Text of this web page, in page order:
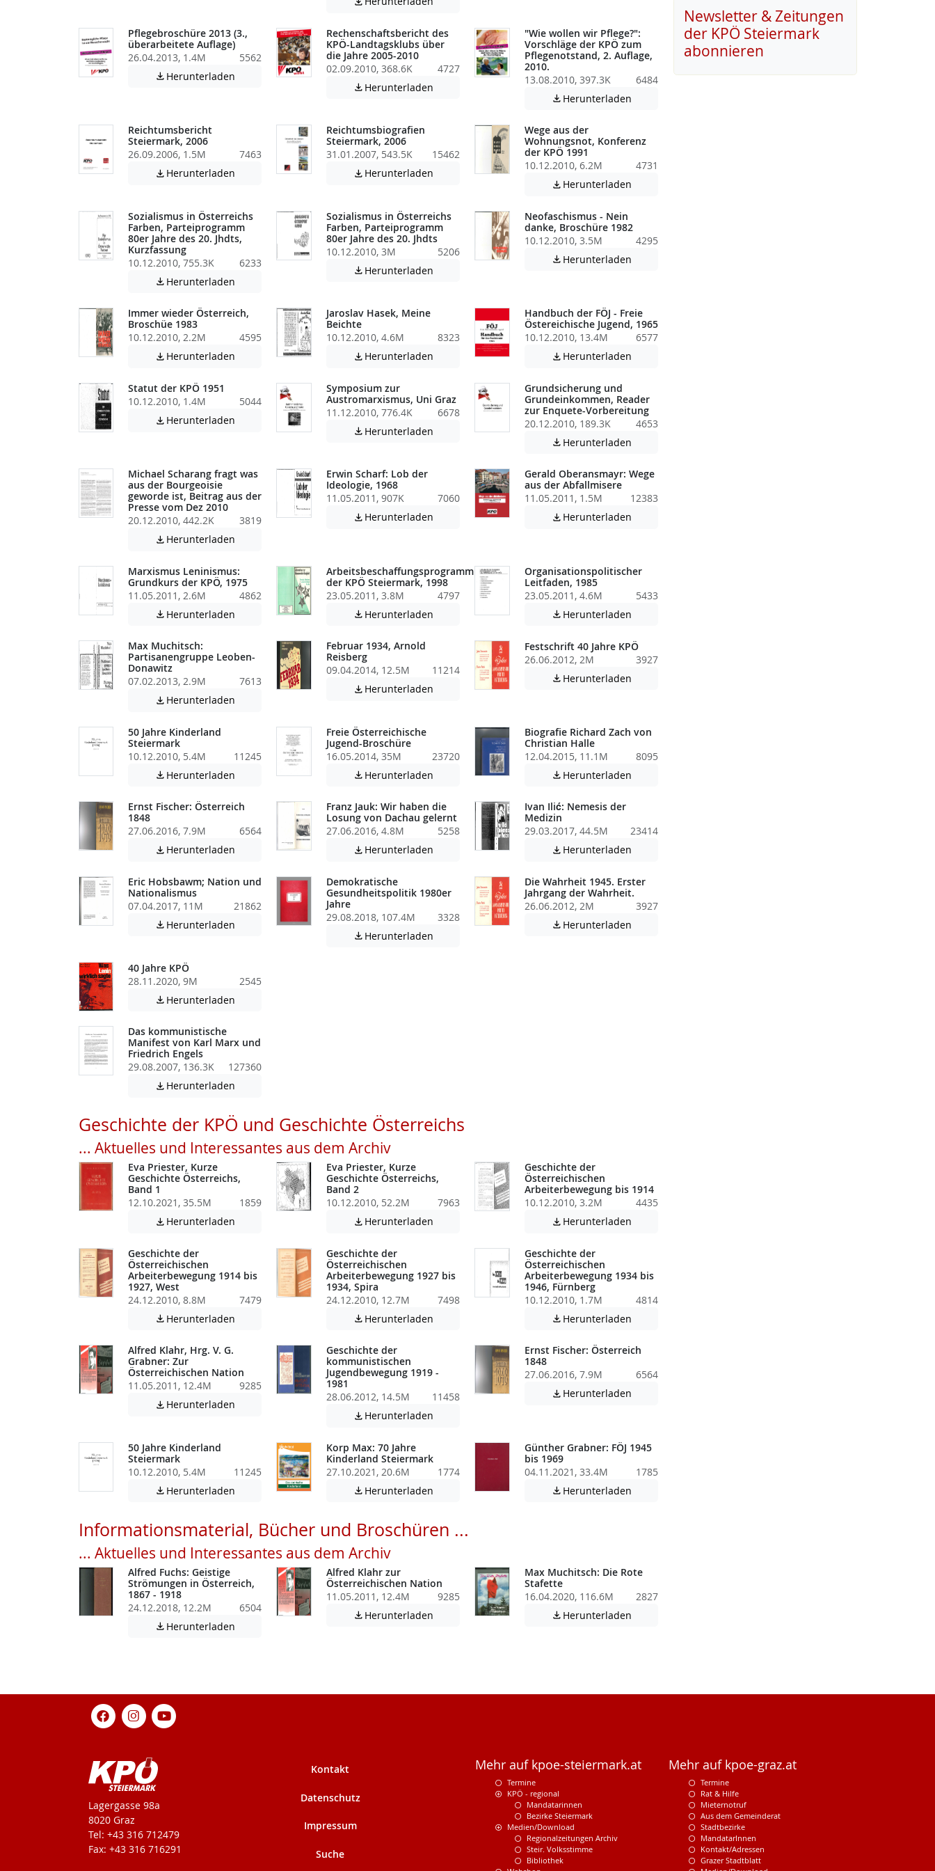
Pflegebroschüre 2013 (3.,
überarbeitete Auflage)
26.04.2013, 1.4M
5562
 Herunterladen Achtung: Diese Datei enthält unter Umständen nicht barrierefreie Inhalte!
Rechenschaftsbericht des
KPÖ-Landtagsklubs über
die Jahre 2005-2010
02.09.2010, 368.6K
4727
 Herunterladen Achtung: Diese Datei enthält unter Umständen nicht barrierefreie Inhalte!
"Wie wollen wir Pflege?":
Vorschläge der KPÖ zum
Pflegenotstand, 2. Auflage,
2010.
13.08.2010, 397.3K
6484
 Herunterladen
Reichtumsbericht
Steiermark, 2006
26.09.2006, 1.5M
7463
 Herunterladen Achtung: Diese Datei enthält unter Umständen nicht barrierefreie Inhalte!
Reichtumsbiografien
Steiermark, 2006
31.01.2007, 543.5K
15462
 Herunterladen Achtung: Diese Datei enthält unter Umständen nicht barrierefreie Inhalte!
Wege aus der
Wohnungsnot, Konferenz
der KPÖ 1991
10.12.2010, 6.2M
4731
 Herunterladen
Sozialismus in Österreichs
Farben, Parteiprogramm
80er Jahre des 20. Jhdts,
Kurzfassung
10.12.2010, 755.3K
6233
 Herunterladen
Sozialismus in Österreichs
Farben, Parteiprogramm
80er Jahre des 20. Jhdts
10.12.2010, 3M
5206
 Herunterladen
Neofaschismus - Nein
danke, Broschüre 1982
10.12.2010, 3.5M
4295
 Herunterladen
Immer wieder Österreich,
Broschüe 1983
10.12.2010, 2.2M
4595
 Herunterladen Achtung: Diese Datei enthält unter Umständen nicht barrierefreie Inhalte!
Jaroslav Hasek, Meine
Beichte
10.12.2010, 4.6M
8323
 Herunterladen Achtung: Diese Datei enthält unter Umständen nicht barrierefreie Inhalte!
Handbuch der FÖJ - Freie
Östereichische Jugend, 1965
10.12.2010, 13.4M
6577
 Herunterladen
Statut der KPÖ 1951
10.12.2010, 1.4M
5044
 Herunterladen Achtung: Diese Datei enthält unter Umständen nicht barrierefreie Inhalte!
Symposium zur
Austromarxismus, Uni Graz
11.12.2010, 776.4K
6678
 Herunterladen Achtung: Diese Datei enthält unter Umständen nicht barrierefreie Inhalte!
Grundsicherung und
Grundeinkommen, Reader
zur Enquete-Vorbereitung
20.12.2010, 189.3K
4653
 Herunterladen
Michael Scharang fragt was
aus der Bourgeoisie
geworde ist, Beitrag aus der
Presse vom Dez 2010
20.12.2010, 442.2K
3819
 Herunterladen
Erwin Scharf: Lob der
Ideologie, 1968
11.05.2011, 907K
7060
 Herunterladen Achtung: Diese Datei enthält unter Umständen nicht barrierefreie Inhalte!
Gerald Oberansmayr: Wege
aus der Abfallmisere
11.05.2011, 1.5M
12383
 Herunterladen
Marxismus Leninismus:
Grundkurs der KPÖ, 1975
11.05.2011, 2.6M
4862
 Herunterladen Achtung: Diese Datei enthält unter Umständen nicht barrierefreie Inhalte!
Arbeitsbeschaffungsprogramm
der KPÖ Steiermark, 1998
23.05.2011, 3.8M
4797
 Herunterladen Achtung: Diese Datei enthält unter Umständen nicht barrierefreie Inhalte!
Organisationspolitischer
Leitfaden, 1985
23.05.2011, 4.6M
5433
 Herunterladen
Max Muchitsch:
Partisanengruppe Leoben-
Donawitz
07.02.2013, 2.9M
7613
 Herunterladen
Februar 1934, Arnold
Reisberg
09.04.2014, 12.5M
11214
 Herunterladen Achtung: Diese Datei enthält unter Umständen nicht barrierefreie Inhalte!
Festschrift 40 Jahre KPÖ
26.06.2012, 2M
3927
 Herunterladen
50 Jahre Kinderland
Steiermark
10.12.2010, 5.4M
11245
 Herunterladen Achtung: Diese Datei enthält unter Umständen nicht barrierefreie Inhalte!
Freie Österreichische
Jugend-Broschüre
16.05.2014, 35M
23720
 Herunterladen Achtung: Diese Datei enthält unter Umständen nicht barrierefreie Inhalte!
Biografie Richard Zach von
Christian Halle
12.04.2015, 11.1M
8095
 Herunterladen
Ernst Fischer: Österreich
1848
27.06.2016, 7.9M
6564
 Herunterladen Achtung: Diese Datei enthält unter Umständen nicht barrierefreie Inhalte!
Franz Jauk: Wir haben die
Losung von Dachau gelernt
27.06.2016, 4.8M
5258
 Herunterladen Achtung: Diese Datei enthält unter Umständen nicht barrierefreie Inhalte!
Ivan Ilić: Nemesis der
Medizin
29.03.2017, 44.5M
23414
 Herunterladen
Eric Hobsbawm; Nation und
Nationalismus
07.04.2017, 11M
21862
 Herunterladen Achtung: Diese Datei enthält unter Umständen nicht barrierefreie Inhalte!
Demokratische
Gesundheitspolitik 1980er
Jahre
29.08.2018, 107.4M
3328
 Herunterladen
Die Wahrheit 1945. Erster
Jahrgang der Wahrheit.
26.06.2012, 2M
3927
 Herunterladen
40 Jahre KPÖ
28.11.2020, 9M
2545
 Herunterladen
Das kommunistische
Manifest von Karl Marx und
Friedrich Engels
29.08.2007, 136.3K
127360
 Herunterladen
Geschichte der KPÖ und Geschichte Österreichs
... Aktuelles und Interessantes aus dem Archiv
Eva Priester, Kurze
Geschichte Österreichs,
Band 1
12.10.2021, 35.5M
1859
 Herunterladen Achtung: Diese Datei enthält unter Umständen nicht barrierefreie Inhalte!
Eva Priester, Kurze
Geschichte Österreichs,
Band 2
10.12.2010, 52.2M
7963
 Herunterladen Achtung: Diese Datei enthält unter Umständen nicht barrierefreie Inhalte!
Geschichte der
Österreichischen
Arbeiterbewegung bis 1914
10.12.2010, 3.2M
4435
 Herunterladen
Geschichte der
Österreichischen
Arbeiterbewegung 1914 bis
1927, West
24.12.2010, 8.8M
7479
 Herunterladen Achtung: Diese Datei enthält unter Umständen nicht barrierefreie Inhalte!
Geschichte der
Österreichischen
Arbeiterbewegung 1927 bis
1934, Spira
24.12.2010, 12.7M
7498
 Herunterladen Achtung: Diese Datei enthält unter Umständen nicht barrierefreie Inhalte!
Geschichte der
Österreichischen
Arbeiterbewegung 1934 bis
1946, Fürnberg
10.12.2010, 1.7M
4814
 Herunterladen
Alfred Klahr, Hrg. V. G.
Grabner: Zur
Österreichischen Nation
11.05.2011, 12.4M
9285
 Herunterladen Achtung: Diese Datei enthält unter Umständen nicht barrierefreie Inhalte!
Geschichte der
kommunistischen
Jugendbewegung 1919 -
1981
28.06.2012, 14.5M
11458
 Herunterladen
Ernst Fischer: Österreich
1848
27.06.2016, 7.9M
6564
 Herunterladen
50 Jahre Kinderland
Steiermark
10.12.2010, 5.4M
11245
 Herunterladen Achtung: Diese Datei enthält unter Umständen nicht barrierefreie Inhalte!
Korp Max: 70 Jahre
Kinderland Steiermark
27.10.2021, 20.6M
1774
 Herunterladen Achtung: Diese Datei enthält unter Umständen nicht barrierefreie Inhalte!
Günther Grabner: FÖJ 1945
bis 1969
04.11.2021, 33.4M
1785
 Herunterladen
Informationsmaterial, Bücher und Broschüren ...
... Aktuelles und Interessantes aus dem Archiv
Alfred Fuchs: Geistige
Strömungen in Österreich,
1867 - 1918
24.12.2018, 12.2M
6504
 Herunterladen
Alfred Klahr zur
Österreichischen Nation
11.05.2011, 12.4M
9285
 Herunterladen Achtung: Diese Datei enthält unter Umständen nicht barrierefreie Inhalte!
Max Muchitsch: Die Rote
Stafette
16.04.2020, 116.6M
2827
 Herunterladen
Newsletter & Zeitungen
der KPÖ Steiermark
abonnieren
KPÖ-Steiermark
Lagergasse 98a
8020 Graz
Tel: +43 316 712479
Fax: +43 316 716291
Kontakt
Datenschutz
Impressum
Suche
Mehr auf kpoe-steiermark.at
Termine
KPÖ - regional
Mandatarinnen
Bezirke Steiermark
Medien/Download
Regionalzeitungen Archiv
Steir. Volksstimme
Bibliothek
Mehr auf kpoe-graz.at
Termine
Rat & Hilfe
Mieternotruf
Aus dem Gemeinderat
Stadtbezirke
MandatarInnen
Kontakt/Adressen
Grazer Stadtblatt